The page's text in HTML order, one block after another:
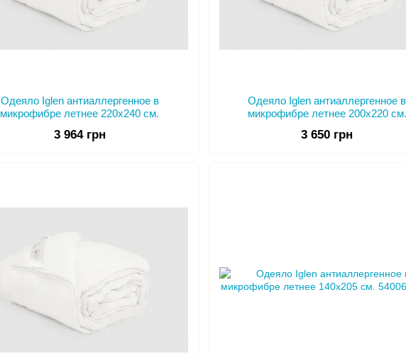
- имеет благотворное влияние
склонных к простудным заболеваниям.
Интернет-магазин textiles.kiev.ua предлагает широкий
и для гостиниц, пансионатов, домов отдыха, лагерей,
спортивных баз. Это одеяла, подушки и наматрасники.
Одеяло Iglen антиаллергенное в
микрофибре летнее 220х240 см.
3 964 грн
Одеяло Iglen антиаллергенное в
микрофибре летнее 200х220 см.
3 650 грн